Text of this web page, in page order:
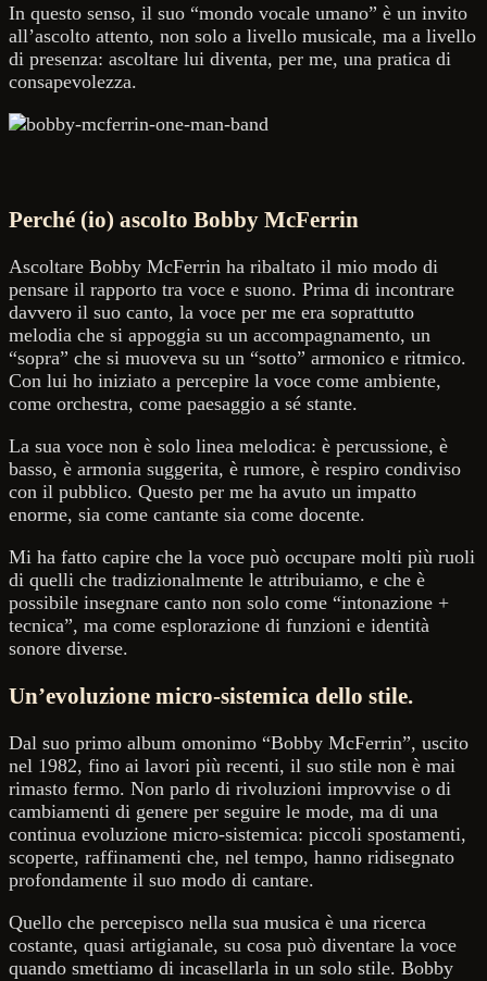
In questo senso, il suo “mondo vocale umano” è un invito
all’ascolto attento, non solo a livello musicale, ma a livello
di presenza: ascoltare lui diventa, per me, una pratica di
consapevolezza.
Perché (io) ascolto Bobby McFerrin
Ascoltare Bobby McFerrin ha ribaltato il mio modo di
pensare il rapporto tra voce e suono. Prima di incontrare
davvero il suo canto, la voce per me era soprattutto
melodia che si appoggia su un accompagnamento, un
“sopra” che si muoveva su un “sotto” armonico e ritmico.
Con lui ho iniziato a percepire la voce come ambiente,
come orchestra, come paesaggio a sé stante.
La sua voce non è solo linea melodica: è percussione, è
basso, è armonia suggerita, è rumore, è respiro condiviso
con il pubblico. Questo per me ha avuto un impatto
enorme, sia come cantante sia come docente.
Mi ha fatto capire che la voce può occupare molti più ruoli
di quelli che tradizionalmente le attribuiamo, e che è
possibile insegnare canto non solo come “intonazione +
tecnica”, ma come esplorazione di funzioni e identità
sonore diverse.
Un’evoluzione micro-sistemica dello stile.
Dal suo primo album omonimo “Bobby McFerrin”, uscito
nel 1982, fino ai lavori più recenti, il suo stile non è mai
rimasto fermo. Non parlo di rivoluzioni improvvise o di
cambiamenti di genere per seguire le mode, ma di una
continua evoluzione micro-sistemica: piccoli spostamenti,
scoperte, raffinamenti che, nel tempo, hanno ridisegnato
profondamente il suo modo di cantare.
Quello che percepisco nella sua musica è una ricerca
costante, quasi artigianale, su cosa può diventare la voce
quando smettiamo di incasellarla in un solo stile. Bobby